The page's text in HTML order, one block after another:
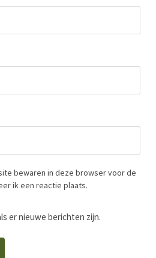
bewaren in deze browser voor de
ik een reactie plaats.
er nieuwe berichten zijn.